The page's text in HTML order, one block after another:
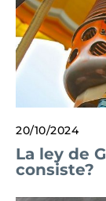
20/10/2024
La ley de
consiste?